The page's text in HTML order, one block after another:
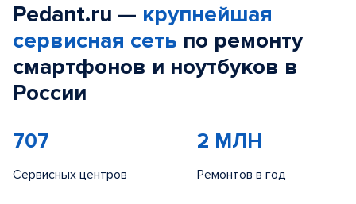
Pedant.ru — крупнейшая
сервисная сеть по ремонту
смартфонов и ноутбуков в
России
707
Сервисных центров
2 МЛН
Ремонтов в год